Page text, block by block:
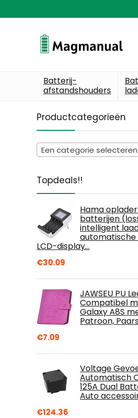
Batterij-
afstandshouders
Productcategorieën
Een categorie selecteren
Topdeals!!
Hama
batterijen
intelligent
automatische
LCD-display…
€30.09
JAWSEU PU
Compatibel
Galaxy A8S
Patroon,
€7.09
Voltage
Automatisch
125A Dual
Auto
€124.36